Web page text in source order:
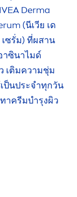
Derma
(นีเวีย เด
เซรั่ม) ที่ผสาน
าซินาไมด์
เติมความชุ่ม
ป็นประจำทุกวัน
าครีมบำรุงผิว